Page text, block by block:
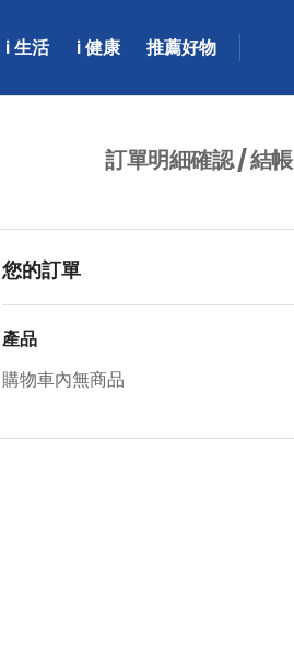
i 生活 i 健康 推薦好物
訂單明細確認 / 結帳
您的訂單
產品
購物車內無商品